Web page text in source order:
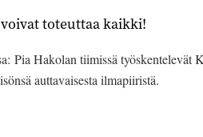
toteuttaa kaikki!
Pia Hakolan tiimissä
auttavaisesta ilmapiiristä.